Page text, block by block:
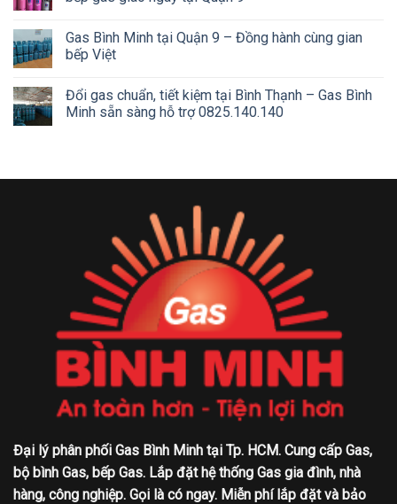
Gas Bình Minh tại Quận 9 – Đồng hành cùng gian
bếp Việt
Đổi gas chuẩn, tiết kiệm tại Bình Thạnh – Gas Bình
Minh sẵn sàng hỗ trợ 0825.140.140
Đại lý phân phối Gas Bình Minh tại Tp. HCM. Cung cấp Gas,
bộ bình Gas, bếp Gas. Lắp đặt hệ thống Gas gia đình, nhà
hàng, công nghiệp. Gọi là có ngay. Miễn phí lắp đặt và bảo